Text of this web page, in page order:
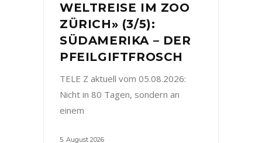
WELTREISE IM ZOO
ZÜRICH» (3/5):
SÜDAMERIKA – DER
PFEILGIFTFROSCH
TELE Z aktuell vom 05.08.2026:
Nicht in 80 Tagen, sondern an
einem
5. August 2026